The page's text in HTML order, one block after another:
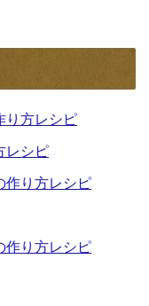
り方レシピ
レシピ
作り方レシピ
作り方レシピ